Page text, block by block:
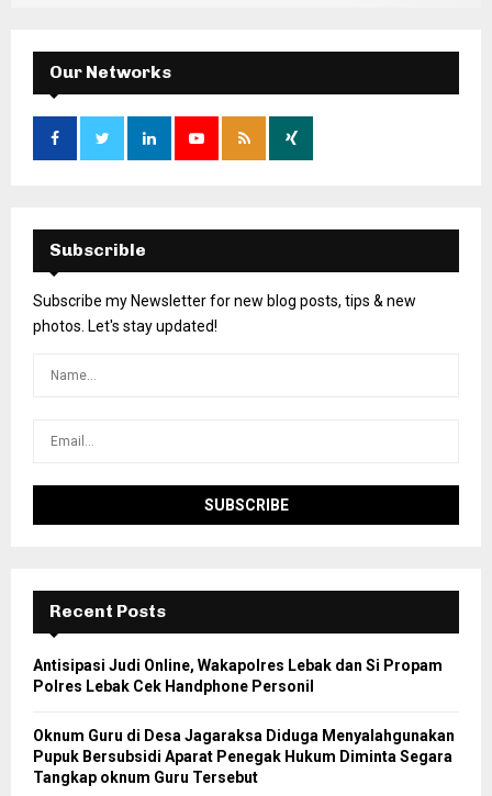
Our Networks
Subscrible
Subscribe my Newsletter for new blog posts, tips & new
photos. Let's stay updated!
Recent Posts
Antisipasi Judi Online, Wakapolres Lebak dan Si Propam
Polres Lebak Cek Handphone Personil
Oknum Guru di Desa Jagaraksa Diduga Menyalahgunakan
Pupuk Bersubsidi Aparat Penegak Hukum Diminta Segara
Tangkap oknum Guru Tersebut